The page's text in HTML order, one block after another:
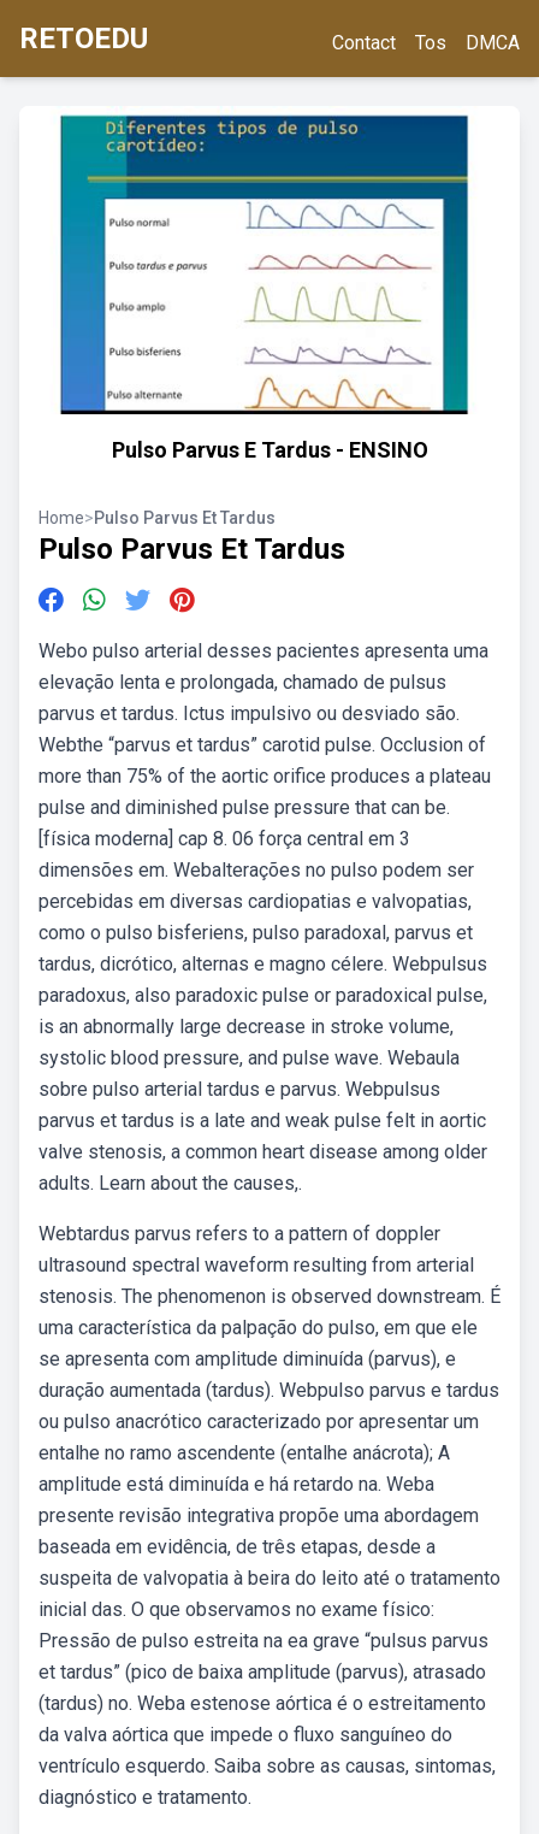
RETOEDU Contact Tos DMCA
Pulso Parvus E Tardus - ENSINO
Home>Pulso Parvus Et Tardus
Pulso Parvus Et Tardus
Webo pulso arterial desses pacientes apresenta uma
elevação lenta e prolongada, chamado de pulsus
parvus et tardus. Ictus impulsivo ou desviado são.
Webthe “parvus et tardus” carotid pulse. Occlusion of
more than 75% of the aortic orifice produces a plateau
pulse and diminished pulse pressure that can be.
[física moderna] cap 8. 06 força central em 3
dimensões em. Webalterações no pulso podem ser
percebidas em diversas cardiopatias e valvopatias,
como o pulso bisferiens, pulso paradoxal, parvus et
tardus, dicrótico, alternas e magno célere. Webpulsus
paradoxus, also paradoxic pulse or paradoxical pulse,
is an abnormally large decrease in stroke volume,
systolic blood pressure, and pulse wave. Webaula
sobre pulso arterial tardus e parvus. Webpulsus
parvus et tardus is a late and weak pulse felt in aortic
valve stenosis, a common heart disease among older
adults. Learn about the causes,.
Webtardus parvus refers to a pattern of doppler
ultrasound spectral waveform resulting from arterial
stenosis. The phenomenon is observed downstream. É
uma característica da palpação do pulso, em que ele
se apresenta com amplitude diminuída (parvus), e
duração aumentada (tardus). Webpulso parvus e tardus
ou pulso anacrótico caracterizado por apresentar um
entalhe no ramo ascendente (entalhe anácrota); A
amplitude está diminuída e há retardo na. Weba
presente revisão integrativa propõe uma abordagem
baseada em evidência, de três etapas, desde a
suspeita de valvopatia à beira do leito até o tratamento
inicial das. O que observamos no exame físico:
Pressão de pulso estreita na ea grave “pulsus parvus
et tardus” (pico de baixa amplitude (parvus), atrasado
(tardus) no. Weba estenose aórtica é o estreitamento
da valva aórtica que impede o fluxo sanguíneo do
ventrículo esquerdo. Saiba sobre as causas, sintomas,
diagnóstico e tratamento.